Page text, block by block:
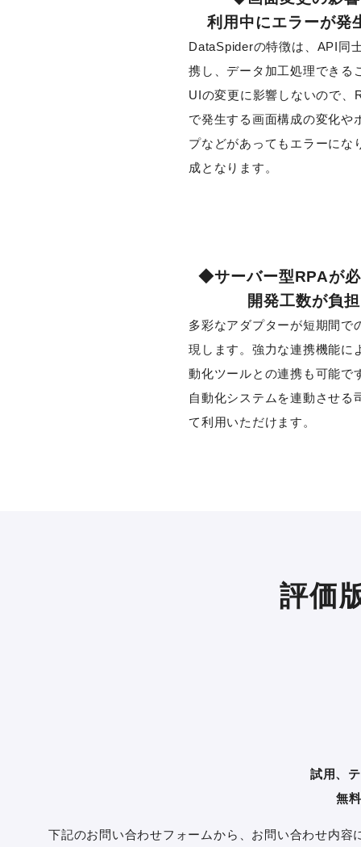
利用中にエラーが発
DataSpiderの特徴は、API同
携し、データ加工処理できる
UIの変更に影響しないので、
で発生する画面構成の変化や
プなどがあってもエラーにな
成となります。
◆サーバー型RPAが
開発工数が負担
多彩なアダプターが短期間で
現します。強力な連携機能に
動化ツールとの連携も可能で
自動化システムを連動させる
て利用いただけます。
評価
試用、
無
下記のお問い合わせフォームから、お問い合わせ内